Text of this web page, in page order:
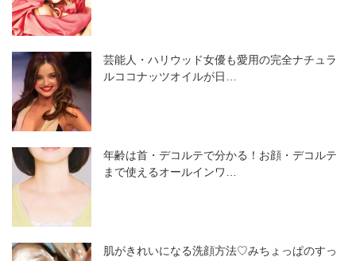
芸能人・ハリウッド女優も愛用の完全ナチュラ
ルココナッツオイルが日…
年齢は首・デコルテで分かる！お顔・デコルテ
まで使えるオールインワ…
肌がきれいになる洗顔方法♡みちょっぱのすっ